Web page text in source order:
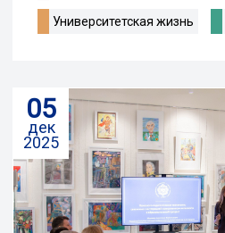
Университетская жизнь
05
дек
2025